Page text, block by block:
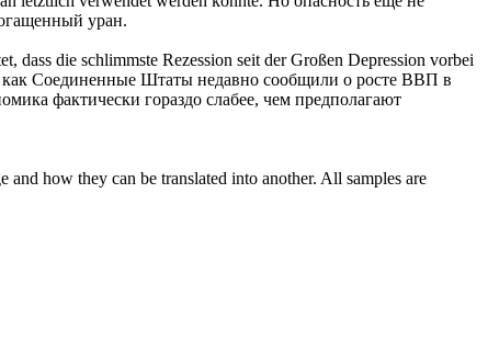
уран.
die schlimmste Rezession seit der Großen Depression vorbei
Соединенные Штаты недавно сообщили о росте ВВП в
фактически гораздо слабее, чем предполагают
how they can be translated into another. All samples are